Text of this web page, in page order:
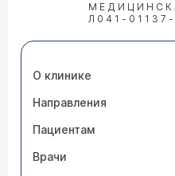
Л041-
О клинике
Направления
Пациентам
Врачи